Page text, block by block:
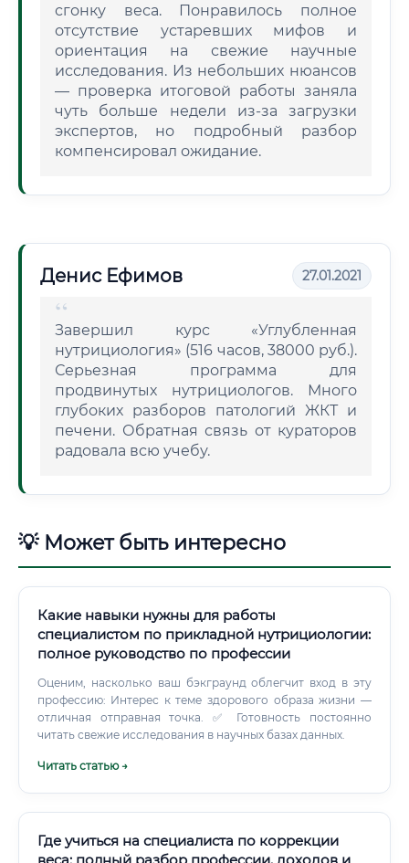
сгонку веса. Понравилось полное
отсутствие устаревших мифов и
ориентация на свежие научные
исследования. Из небольших нюансов
— проверка итоговой работы заняла
чуть больше недели из-за загрузки
экспертов, но подробный разбор
компенсировал ожидание.
Денис Ефимов 27.01.2021
Завершил курс «Углубленная
нутрициология» (516 часов, 38000 руб.).
Серьезная программа для
продвинутых нутрициологов. Много
глубоких разборов патологий ЖКТ и
печени. Обратная связь от кураторов
радовала всю учебу.
💡 Может быть интересно
Какие навыки нужны для работы
специалистом по прикладной нутрициологии:
полное руководство по профессии
Оценим, насколько ваш бэкграунд облегчит вход в эту
профессию: Интерес к теме здорового образа жизни —
отличная отправная точка. ✅ Готовность постоянно
читать свежие исследования в научных базах данных.
Читать статью →
Где учиться на специалиста по коррекции